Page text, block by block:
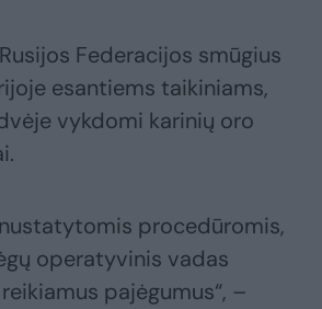
Federacijos smūgius
esantiems taikiniams,
vykdomi karinių oro
procedūromis,
operatyvinis vadas
pajėgumus“, –